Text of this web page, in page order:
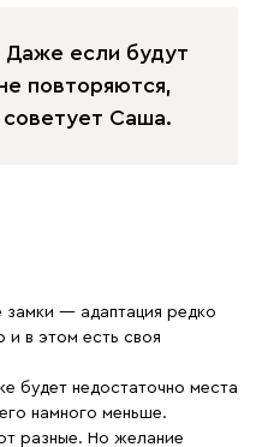
если будут
повторяются,
Саша.
замки — адаптация редко
и в этом есть своя
будет недостаточно места
намного меньше.
разные. Но желание